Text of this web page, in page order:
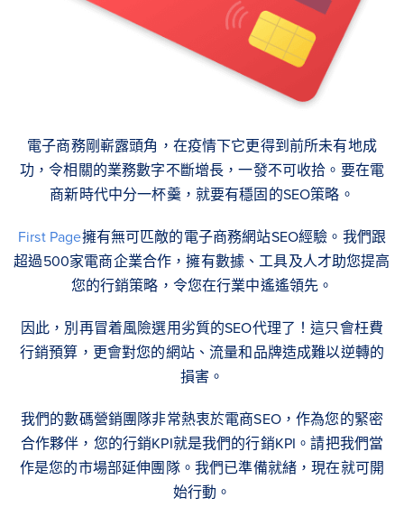
電子商務剛嶄露頭角，在疫情下它更得到前所未有地成
功，令相關的業務數字不斷增長，一發不可收拾。要在電
商新時代中分一杯羹，就要有穩固的SEO策略。
First Page擁有無可匹敵的電子商務網站SEO經驗。我們跟
超過500家電商企業合作，擁有數據、工具及人才助您提高
您的行銷策略，令您在行業中遙遙領先。
因此，別再冒着風險選用劣質的SEO代理了！這只會枉費
行銷預算，更會對您的網站、流量和品牌造成難以逆轉的
損害。
我們的數碼營銷團隊非常熱衷於電商SEO，作為您的緊密
合作夥伴，您的行銷KPI就是我們的行銷KPI。請把我們當
作是您的市場部延伸團隊。我們已準備就緒，現在就可開
始行動。